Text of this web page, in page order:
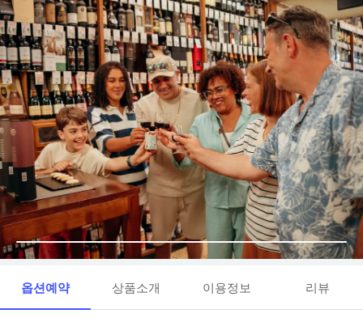
옵션예약 상품소개 이용정보 리뷰